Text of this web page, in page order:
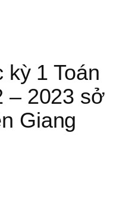
1 Toán
– 2023 sở
Giang